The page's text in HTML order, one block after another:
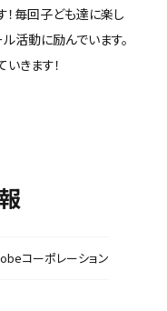
毎回子ども達に楽し
活動に励んでいます。
きます！
コーポレーション